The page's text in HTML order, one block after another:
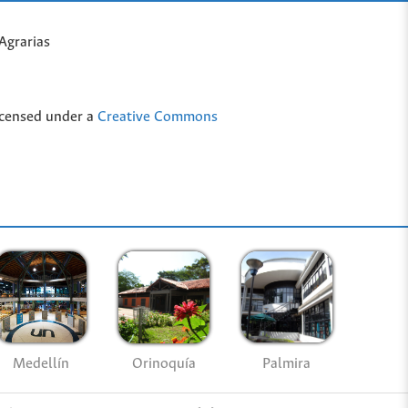
under a Creative Commons
Medellín Orinoquía Palmira